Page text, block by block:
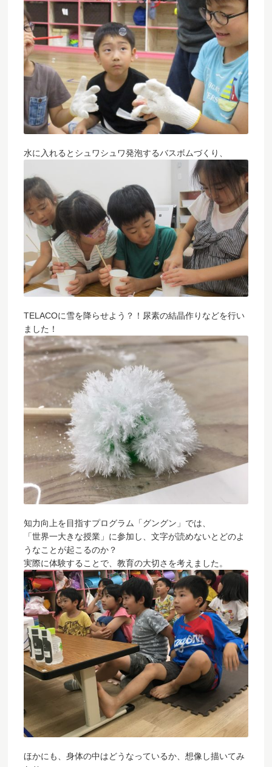
水に入れるとシュワシュワ発泡するバスボムづくり、
TELACOに雪を降らせよう？！尿素の結晶作りなどを行い
ました！
知力向上を目指すプログラム「グングン」では、
「世界一大きな授業」に参加し、文字が読めないとどのよ
うなことが起こるのか？
実際に体験することで、教育の大切さを考えました。
ほかにも、身体の中はどうなっているか、想像し描いてみ